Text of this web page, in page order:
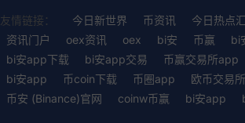
友情链接： 今日新世界 币资讯 今日热点汇
资讯门户
oex资讯 oex bi安 币赢
bi
bi安app下载
bi安app交易 币赢交易所app
bi安app
币coin下载 币圈app
欧币交易所
币安 (Binance)官网
coinw币赢 bi安app